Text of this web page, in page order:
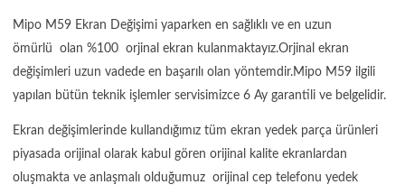
Mipo M59 Ekran Değişimi yaparken en sağlıklı ve en uzun
ömürlü olan %100 orjinal ekran kulanmaktayız.Orjinal ekran
değişimleri uzun vadede en başarılı olan yöntemdir.Mipo M59 ilgili
yapılan bütün teknik işlemler servisimizce 6 Ay garantili ve belgelidir.
Ekran değişimlerinde kullandığımız tüm ekran yedek parça ürünleri
piyasada orijinal olarak kabul gören orijinal kalite ekranlardan
oluşmakta ve anlaşmalı olduğumuz orijinal cep telefonu yedek